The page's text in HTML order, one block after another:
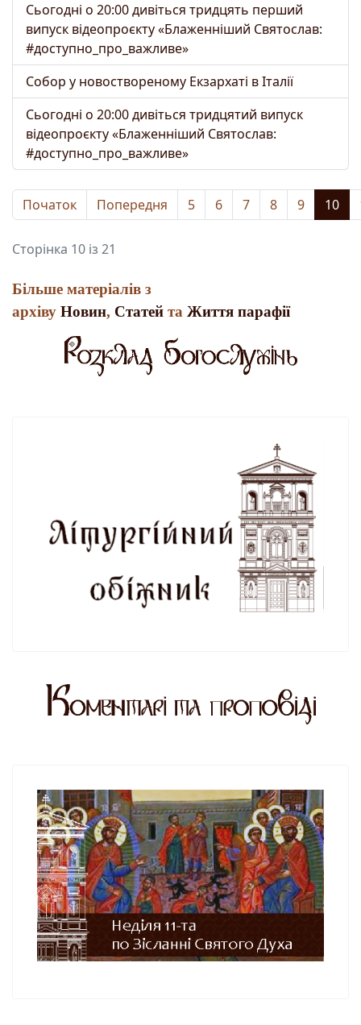
Сьогодні о 20:00 дивіться тридцять перший
випуск відеопроєкту «Блаженніший Святослав:
#доступно_про_важливе»
Собор у новоствореному Екзархаті в Італії
Сьогодні о 20:00 дивіться тридцятий випуск
відеопроєкту «Блаженніший Святослав:
#доступно_про_важливе»
Початок Попередня 5 6 7 8 9 10
Сторінка 10 із 21
Більше матеріалів з
архіву Новин, Статей та Життя парафії